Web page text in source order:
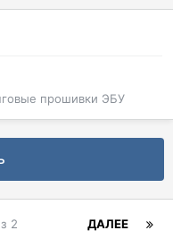
прошивки ЭБУ
ДАЛЕЕ
2